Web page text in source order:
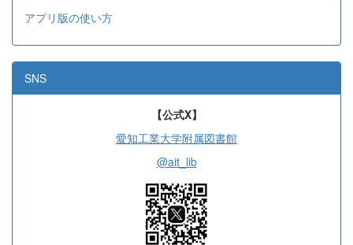
アプリ版の使い方
SNS
【公式X】
愛知工業大学附属図書館
@ait_lib